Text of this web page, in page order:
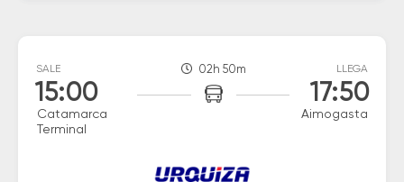
SALE
15:00
Catamarca
Terminal
02h 50m LLEGA
17:50
Aimogasta